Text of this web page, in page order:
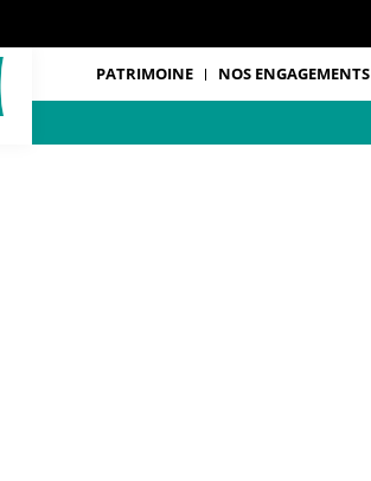
PATRIMOINE NOS ENGAGEMENTS